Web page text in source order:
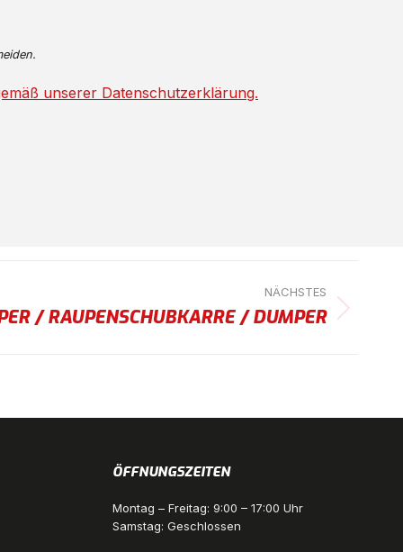
unserer Datenschutzerklärung.
NÄCHSTES
/ RAUPENSCHUBKARRE / DUMPER
ÖFFNUNGSZEITEN
Montag – Freitag: 9:00 – 17:00 Uhr
Samstag: Geschlossen